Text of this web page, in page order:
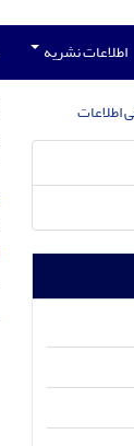
اطلاعات نشریه